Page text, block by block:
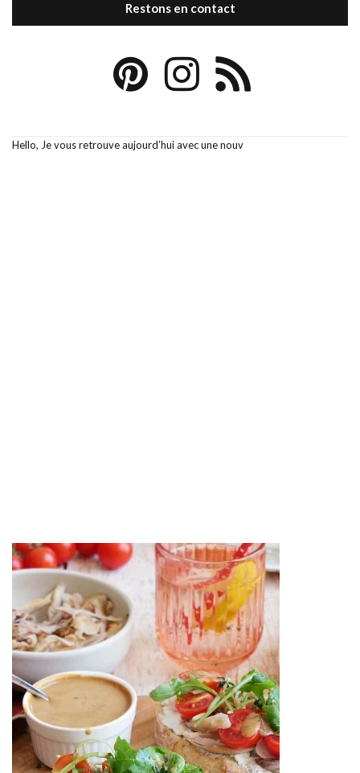
Restons en contact
Hello, Je vous retrouve aujourd’hui avec une nouv